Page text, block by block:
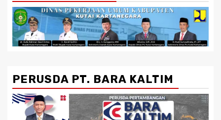
PERUSDA PT. BARA KALTIM